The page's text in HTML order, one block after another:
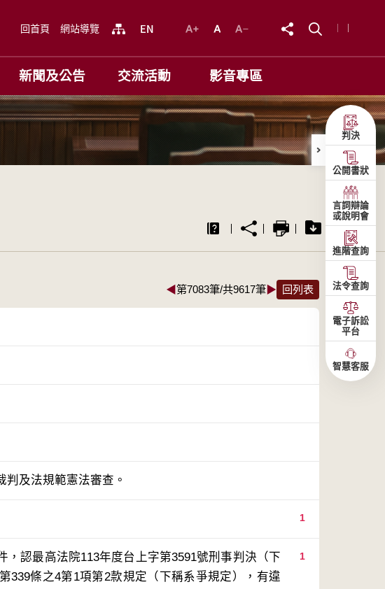
回首頁 網站導覽
新聞及公告 交流活動 影音專區
◀第7083筆/共9617筆▶ 回列表
及法規範憲法審查。
1
1
，認最高法院113年度台上字第3591號刑事判決（下
339條之4第1項第2款規定（下稱系爭規定），有違
判決
公開書狀
言詞辯論
或說明會
進階查詢
法令查詢
電子訴訟
平台
智慧客服